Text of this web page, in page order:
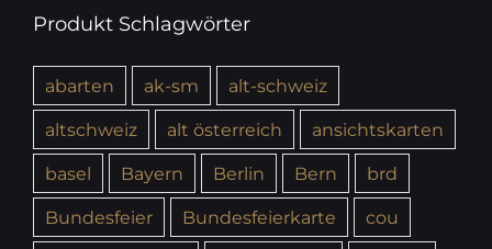
Produkt Schlagwörter
abarten ak-sm
alt-schweiz
altschweiz
alt österreich
ansichtskarten
basel
Bayern Berlin Bern
brd
Bundesfeier
Bundesfeierkarte
cou